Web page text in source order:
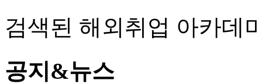
검색된 해외취업 아카데
공지&뉴스